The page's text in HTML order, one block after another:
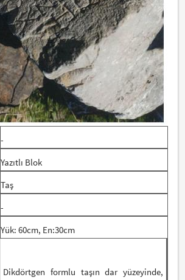
-
Yazıtlı Blok
Taş
-
Yük: 60cm, En:30cm
Dikdörtgen formlu taşın dar yüzeyinde,